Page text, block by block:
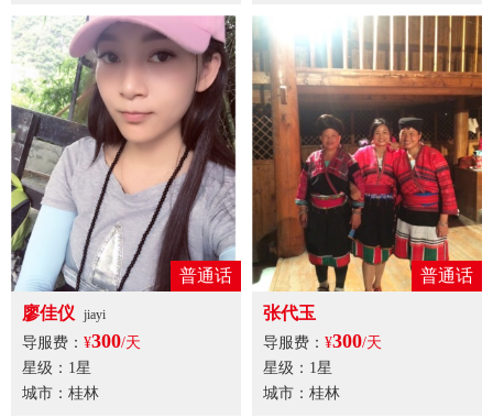
普通话
廖佳仪
jiayi
导服费： ¥300/天
星级：1星
城市：桂林
普通话
张代玉
导服费： ¥300/天
星级：1星
城市：桂林